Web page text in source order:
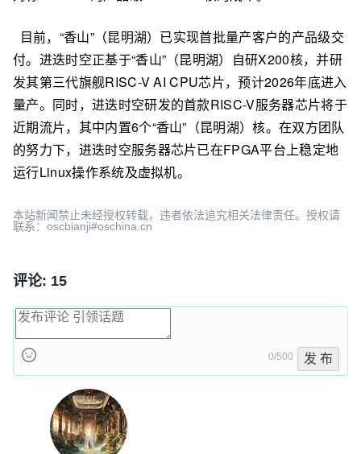
目前，“香山”（昆明湖）已实现首批量产客户的产品级交
付。进迭时空正基于“香山”（昆明湖）自研X200核，并研
发其第三代旗舰RISC-V AI CPU芯片，预计2026年底进入
量产。同时，进迭时空研发的首款RISC-V服务器芯片将于
近期流片，其中内置6个“香山”（昆明湖）核。在双方团队
的努力下，进迭时空服务器芯片已在FPGA平台上稳定地
运行Linux操作系统及虚拟机。
本站新闻禁止未经授权转载，违者依法追究相关法律责任。授权请
联系：oscbianji#oschina.cn
评论: 15
0/500 发 布